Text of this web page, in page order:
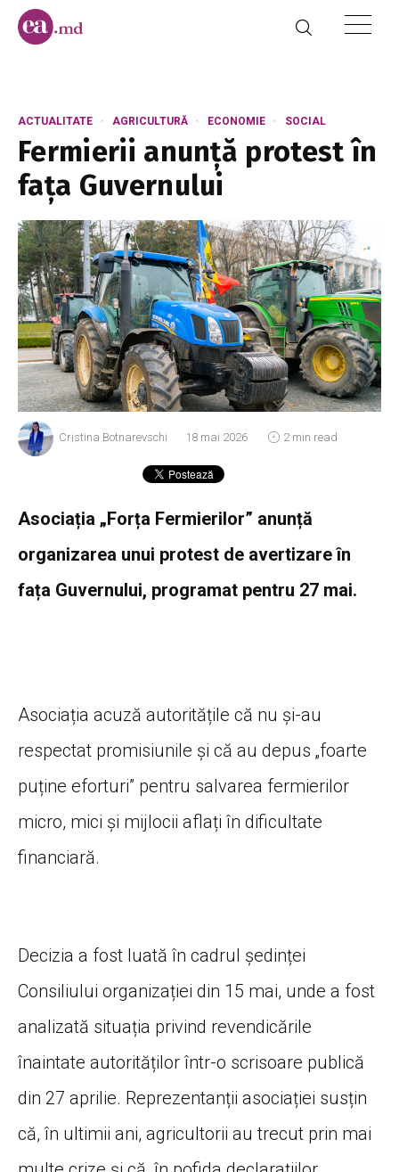
ACTUALITATE AGRICULTURĂ ECONOMIE SOCIAL
Fermierii anunță protest în
fața Guvernului
Cristina Botnarevschi 18 mai 2026 2 min read
Asociația „Forța Fermierilor” anunță
organizarea unui protest de avertizare în
fața Guvernului, programat pentru 27 mai.
Asociația acuză autoritățile că nu și-au
respectat promisiunile și că au depus „foarte
puține eforturi” pentru salvarea fermierilor
micro, mici și mijlocii aflați în dificultate
financiară.
Decizia a fost luată în cadrul ședinței
Consiliului organizației din 15 mai, unde a fost
analizată situația privind revendicările
înaintate autorităților într-o scrisoare publică
din 27 aprilie. Reprezentanții asociației susțin
că, în ultimii ani, agricultorii au trecut prin mai